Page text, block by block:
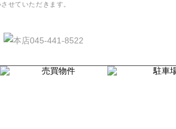
せていただきます。